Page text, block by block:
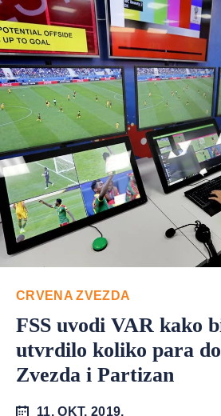
CRVENA ZVEZDA
FSS uvodi VAR kako
utvrdilo koliko para
Zvezda i Partizan
11. OKT. 2019.